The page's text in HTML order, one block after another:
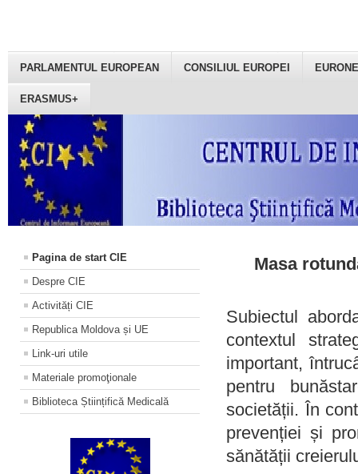
PARLAMENTUL EUROPEAN CONSILIUL EUROPEI
ERASMUS+
Pagina de start CIE
Despre CIE
Activități CIE
Republica Moldova și UE
Link-uri utile
Materiale promoţionale
Biblioteca Științifică Medicală
Masa
Subiectul
contextul
important,
pentru
societății. În
prevenției și
sănătății